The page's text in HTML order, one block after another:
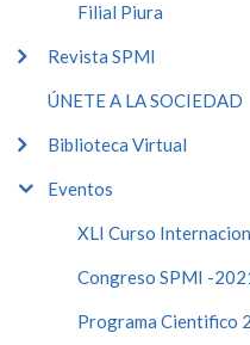
Filial Piura
Revista SPMI
ÚNETE A LA SOCIEDAD
Biblioteca Virtual
Eventos
XLI Curso
Congreso SPMI -
Programa Cientifico